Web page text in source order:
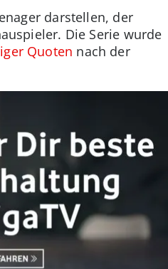
darstellen, der
Die Serie wurde
Quoten nach der